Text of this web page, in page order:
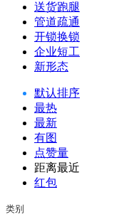
送货跑腿
管道疏通
开锁换锁
企业短工
新形态
默认排序
最热
最新
有图
点赞量
距离最近
红包
类别